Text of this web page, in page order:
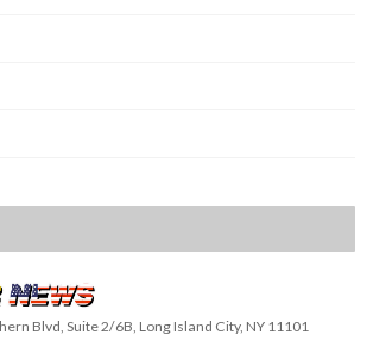
Blvd, Suite 2/6B, Long Island City, NY 11101